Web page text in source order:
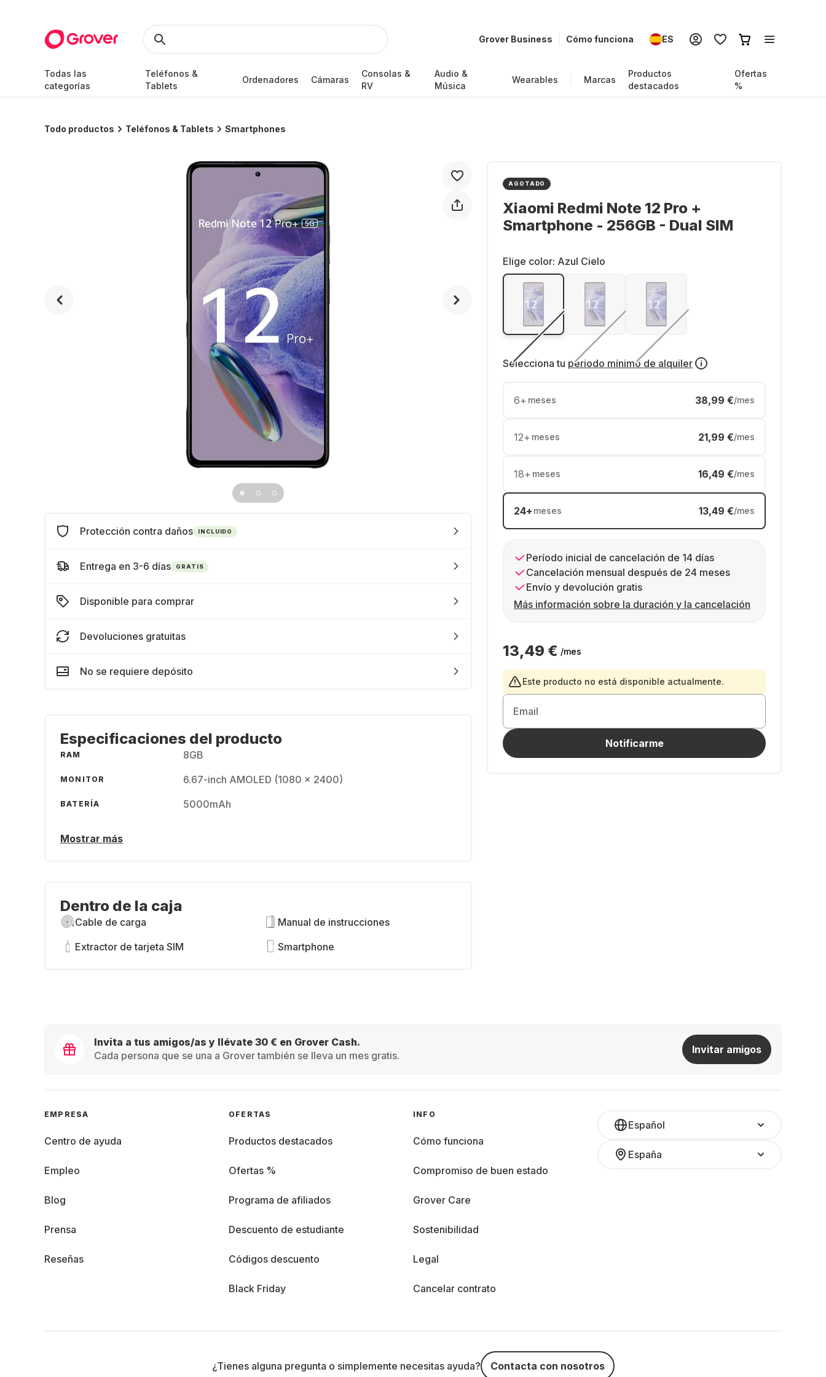
Grover Business Cómo funciona ES
Todas las
categorías
Teléfonos &
Tablets
Ordenadores Cámaras
Consolas &
RV
Audio &
Música
Wearables Marcas
Productos
destacados
Ofertas
%
Todo productos Teléfonos & Tablets Smartphones
AGOTADO
Xiaomi Redmi Note 12 Pro +
Smartphone - 256GB - Dual SIM
Elige color: Azul Cielo
Selecciona tu periodo mínimo de alquiler
6+ meses 38,99 €/mes
12+ meses 21,99 €/mes
18+ meses 16,49 €/mes
24+ meses 13,49 €/mes
Período inicial de cancelación de 14 días
Cancelación mensual después de 24 meses
Envío y devolución gratis
Más información sobre la duración y la cancelación
13,49 € /mes
Este producto no está disponible actualmente.
Email
Notificarme
Protección contra daños INCLUIDO
Entrega en 3-6 días GRATIS
Disponible para comprar
Devoluciones gratuitas
No se requiere depósito
Especificaciones del producto
RAM 8GB
MONITOR 6.67-inch AMOLED (1080 x 2400)
BATERÍA 5000mAh
Mostrar más
Dentro de la caja
Cable de carga
Manual de instrucciones
Extractor de tarjeta SIM
Smartphone
Invita a tus amigos/as y llévate 30 € en Grover Cash.
Cada persona que se una a Grover también se lleva un mes gratis.
Invitar amigos
Español
España
EMPRESA
Centro de ayuda
Empleo
Blog
Prensa
Reseñas
OFERTAS
Productos destacados
Ofertas %
Programa de afiliados
Descuento de estudiante
Códigos descuento
Black Friday
INFO
Cómo funciona
Compromiso de buen estado
Grover Care
Sostenibilidad
Legal
Cancelar contrato
¿Tienes alguna pregunta o simplemente necesitas ayuda? Contacta con nosotros